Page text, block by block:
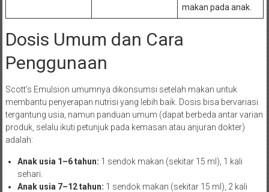
makan pada anak.
Dosis Umum dan Cara
Penggunaan
Scott’s Emulsion umumnya dikonsumsi setelah makan untuk
membantu penyerapan nutrisi yang lebih baik. Dosis bisa bervariasi
tergantung usia, namun panduan umum (dapat berbeda antar varian
produk, selalu ikuti petunjuk pada kemasan atau anjuran dokter)
adalah:
Anak usia 1–6 tahun: 1 sendok makan (sekitar 15 ml), 1 kali
sehari.
Anak usia 7–12 tahun: 1 sendok makan (sekitar 15 ml), 2 kali